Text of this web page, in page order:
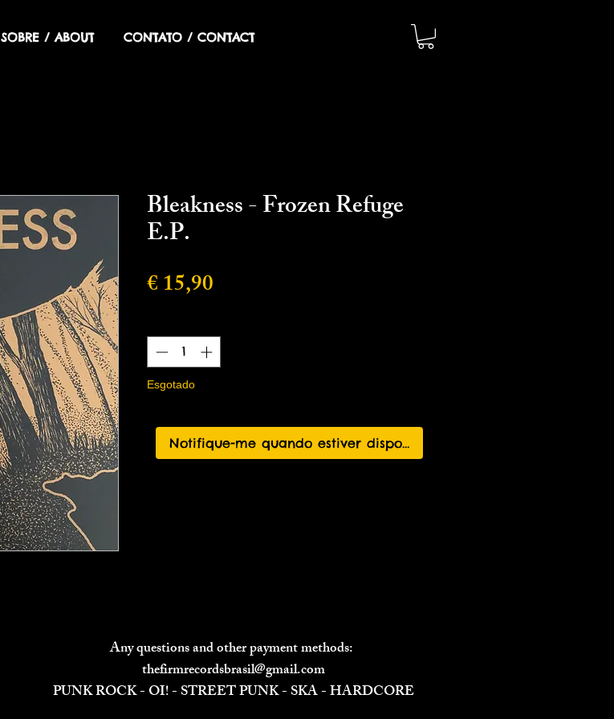
SOBRE / ABOUT CONTATO / CONTACT
Bleakness - Frozen Refuge
E.P.
€ 15,90
Esgotado
Notifique-me quando estiver disponível
Any questions and other payment methods:
thefirmrecordsbrasil@gmail.com
PUNK ROCK - OI! - STREET PUNK - SKA - HARDCORE